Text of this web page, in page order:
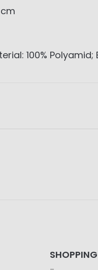
100% Polyamid;
SHOPPING